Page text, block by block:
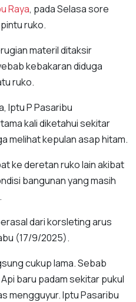
Raya, pada Selasa sore
ruko.
materil ditaksir
kebakaran diduga
ruko.
Iptu P Pasaribu
kali diketahui sekitar
melihat kepulan asap hitam.
ke deretan ruko lain akibat
bangunan yang masih
dari korsleting arus
(17/9/2025).
cukup lama. Sebab
baru padam sekitar pukul
mengguyur. Iptu Pasaribu